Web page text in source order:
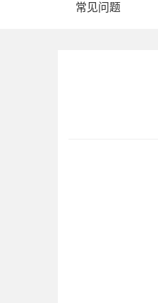
常见问题